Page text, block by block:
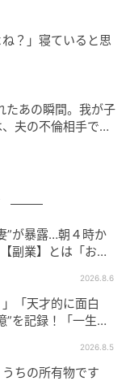
ています。機種
ありますので、
ら調整してくだ
元記事で読む
？」寝ていると思
あの瞬間。我が子
夫の不倫相手でし
”が暴露…朝４時か
副業】とは「お金
2026.8.6
「天才的に面白
”を記録！「一生言
2026.8.5
ちの所有物です